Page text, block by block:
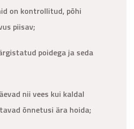
on kontrollitud, põhi
piisav;
poidega ja seda
nii vees kui kaldal
õnnetusi ära hoida;